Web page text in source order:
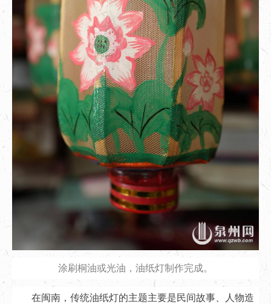
涂刷桐油或光油，油纸灯制作完成。
在闽南，传统油纸灯的主题主要是民间故事、人物造